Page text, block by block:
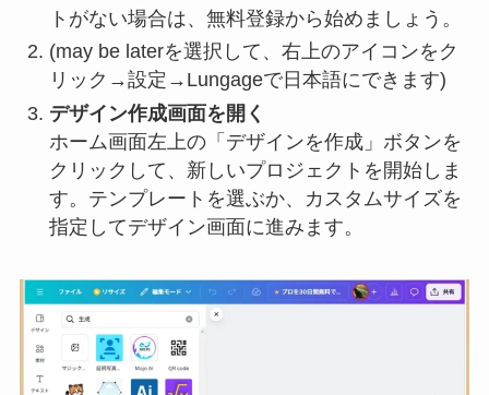
トがない場合は、無料登録から始めましょう。
(may be laterを選択して、右上のアイコンをク
リック→設定→Lungageで日本語にできます)
デザイン作成画面を開く
ホーム画面左上の「デザインを作成」ボタンを
クリックして、新しいプロジェクトを開始しま
す。テンプレートを選ぶか、カスタムサイズを
指定してデザイン画面に進みます。